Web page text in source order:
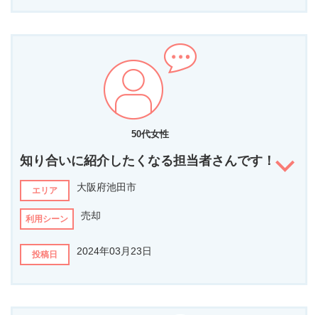
担当者からのコメント
3度目の正直で弊社をお選びいただきありがとうございました。
タイミングと言いますか、ご縁と言いますか、
『待ってました！』
と思える素敵な買主様にも巡り合う事ができ、素敵な仲人役が
出来たのではないかと感じています。
この度はお任せいただき誠にありがとうございました！
とても勉強熱心で真面目な好青年。家族を大切にしておられる印象
であり、家族を大切にする人間は顧客を大切にしてくれると思いま
どんなことを相談されましたか？
新築の１LDKマンションの売却をお願いしました。
他社と比較して、なぜこの担当者に決めましたか？
不動産売却比較サイトに申し込んだところ、数社より情報提供いた
だきました。正直それらの情報は大同小異でした。こちらの会社以
外はすべて「収益不動産」の売却という観点で「まずは市場で売却
できそうな金額」の提示を受け、その金額での売却の提案を受けま
らいたい購入層」に最後まで拘っていただき時間はかかりましたが
満足のいく売却をしていただきｍした。
50代女性
知り合いに紹介したくなる担当者さんです！
エリア 大阪府池田市
利用シーン 売却
投稿日 2024年03月23日